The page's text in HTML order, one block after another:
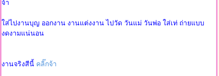
จ้า
ใส่ไปงานบุญ ออกงาน งานแต่งงาน ไปวัด วันแม่ วันพ่อ ใส่เท่ ถ่ายแบบ
งดงามแน่นอน
งานจริงสีนี้ คลิ๊กจ้า